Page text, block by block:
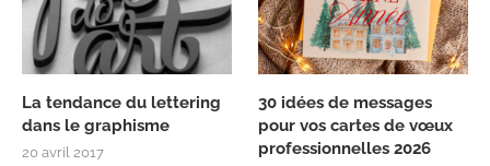
La tendance du lettering
dans le graphisme
20 avril 2017
30 idées de messages
pour vos cartes de vœux
professionnelles 2026